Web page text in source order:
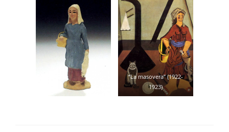
“La masovera” (1922-
1923)